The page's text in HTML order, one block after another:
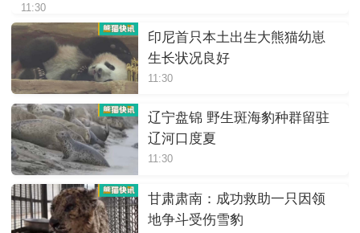
11:30
印尼首只本土出生大熊猫幼崽
生长状况良好
11:30
辽宁盘锦 野生斑海豹种群留驻
辽河口度夏
11:30
甘肃肃南：成功救助一只因领
地争斗受伤雪豹